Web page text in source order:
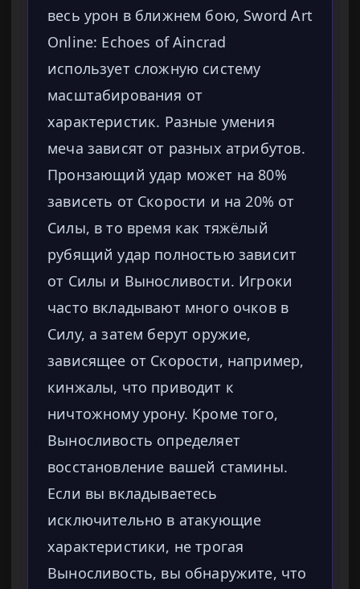
весь урон в ближнем бою, Sword Art
Online: Echoes of Aincrad
использует сложную систему
масштабирования от
характеристик. Разные умения
меча зависят от разных атрибутов.
Пронзающий удар может на 80%
зависеть от Скорости и на 20% от
Силы, в то время как тяжёлый
рубящий удар полностью зависит
от Силы и Выносливости. Игроки
часто вкладывают много очков в
Силу, а затем берут оружие,
зависящее от Скорости, например,
кинжалы, что приводит к
ничтожному урону. Кроме того,
Выносливость определяет
восстановление вашей стамины.
Если вы вкладываетесь
исключительно в атакующие
характеристики, не трогая
Выносливость, вы обнаружите, что